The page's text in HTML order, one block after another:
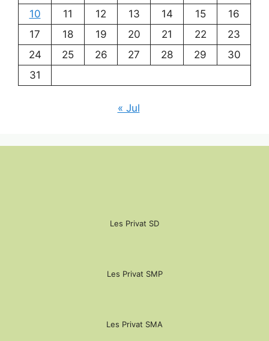
10
11 12 13 14 15
16
17
18 19 20 21 22
23
24
25 26 27 28 29
30
31
« Jul
Les Privat SD
Les Privat SMP
Les Privat SMA